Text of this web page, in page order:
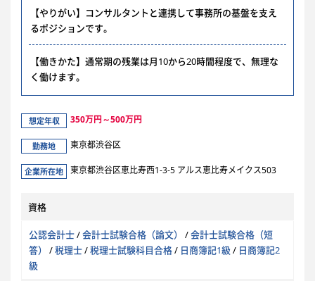
【やりがい】コンサルタントと連携して事務所の基盤を支え
るポジションです。
【働きかた】通常期の残業は月10から20時間程度で、無理な
く働けます。
想定年収 350万円～500万円
勤務地 東京都渋谷区
企業所在地 東京都渋谷区恵比寿西1-3-5 アルス恵比寿メイクス503
資格
公認会計士/会計士試験合格（論文） /会計士試験合格（短
答）
/税理士/税理士試験科目合格/ 日商簿記1級 / 日商簿記2
級